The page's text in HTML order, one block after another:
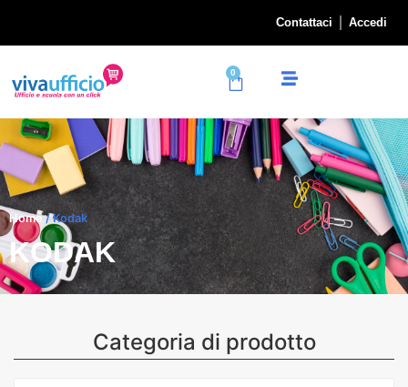
Contattaci Accedi
0
Home/ Kodak
KODAK
Categoria di prodotto